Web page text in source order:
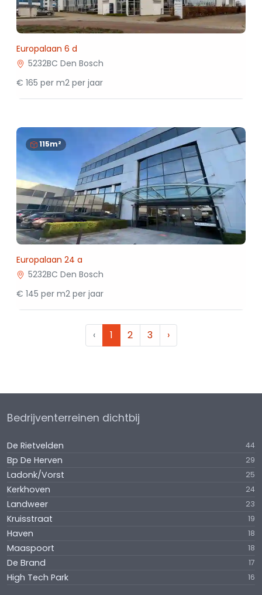
Europalaan 6 d
5232BC Den Bosch
€ 165 per m2 per jaar
115m²
Europalaan 24 a
5232BC Den Bosch
€ 145 per m2 per jaar
‹ 1 2 3 ›
Bedrijventerreinen dichtbij
De Rietvelden 44
Bp De Herven 29
Ladonk/Vorst 25
Kerkhoven 24
Landweer 23
Kruisstraat 19
Haven 18
Maaspoort 18
De Brand 17
High Tech Park 16